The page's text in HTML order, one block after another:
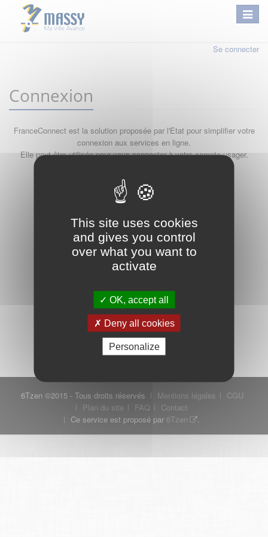
Se connecter
Connexion
FranceConnect est la solution proposée par l'Etat pour simplifier votre
connexion aux services en ligne.
Elle peut être utilisée pour vous connecter à votre compte usager.
Qu'est-ce que FranceConnect ?
Mot de passe oublié ? Je crée mon compte
Connexion
6Tzen ©2015 - Tous droits réservés Mentions légales
CGU
Plan du site
FAQ
Contact
Ce service est proposé par 6Tzen .
This site uses cookies
and gives you control
over what you want to
activate
OK, accept all
Deny all cookies
Personalize